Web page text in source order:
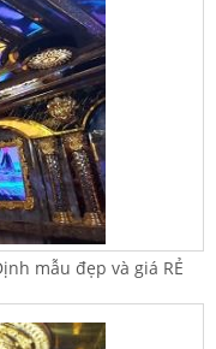
mẫu đẹp và giá RẺ